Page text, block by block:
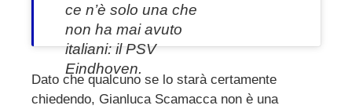
ce n’è solo una che
non ha mai avuto
italiani: il PSV
Eindhoven.
Dato che qualcuno se lo starà certamente
chiedendo, Gianluca Scamacca non è una